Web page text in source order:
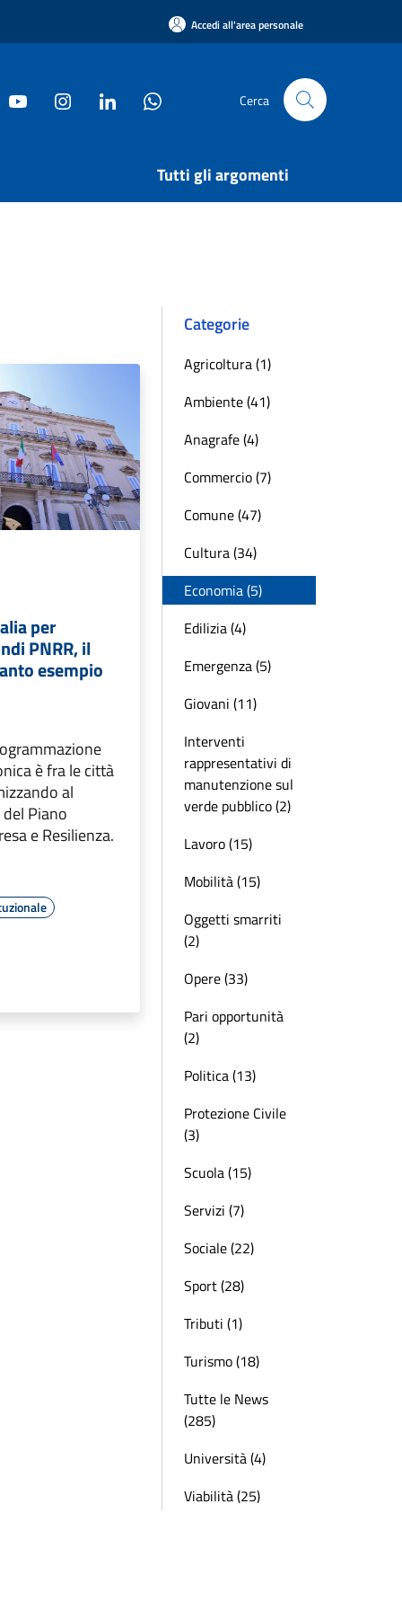
Accedi all'area personale
Cerca
Tutti gli argomenti
per
PNRR, il
esempio
è fra le città
al
Piano
e Resilienza.
Categorie
Agricoltura (1)
Ambiente (41)
Anagrafe (4)
Commercio (7)
Comune (47)
Cultura (34)
Economia (5)
Edilizia (4)
Emergenza (5)
Giovani (11)
Interventi
rappresentativi di
manutenzione sul
verde pubblico (2)
Lavoro (15)
Mobilità (15)
Oggetti smarriti
(2)
Opere (33)
Pari opportunità
(2)
Politica (13)
Protezione Civile
(3)
Scuola (15)
Servizi (7)
Sociale (22)
Sport (28)
Tributi (1)
Turismo (18)
Tutte le News
(285)
Università (4)
Viabilità (25)